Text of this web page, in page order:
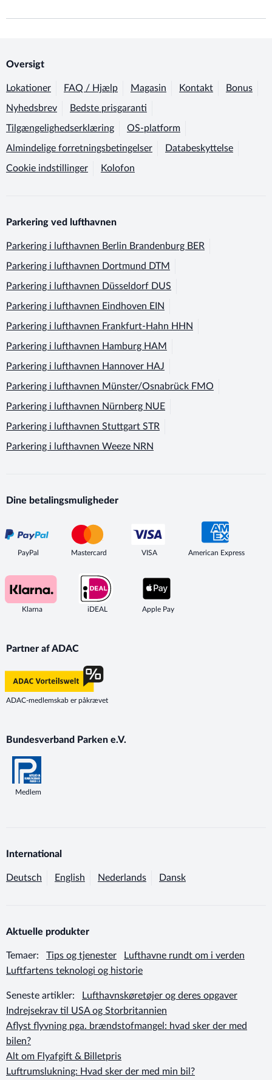
Oversigt
Lokationer FAQ / Hjælp Magasin Kontakt Bonus
Nyhedsbrev Bedste prisgaranti
Tilgængelighedserklæring OS-platform
Almindelige forretningsbetingelser Databeskyttelse
Cookie indstillinger Kolofon
Parkering ved lufthavnen
Parkering i lufthavnen Berlin Brandenburg BER
Parkering i lufthavnen Dortmund DTM
Parkering i lufthavnen Düsseldorf DUS
Parkering i lufthavnen Eindhoven EIN
Parkering i lufthavnen Frankfurt-Hahn HHN
Parkering i lufthavnen Hamburg HAM
Parkering i lufthavnen Hannover HAJ
Parkering i lufthavnen Münster/Osnabrück FMO
Parkering i lufthavnen Nürnberg NUE
Parkering i lufthavnen Stuttgart STR
Parkering i lufthavnen Weeze NRN
Dine betalingsmuligheder
PayPal Mastercard VISA American Express
Klarna iDEAL Apple Pay
Partner af ADAC
ADAC-medlemskab er påkrævet
Bundesverband Parken e.V.
Medlem
International
Deutsch English Nederlands Dansk
Aktuelle produkter
Temaer: Tips og tjenester
Lufthavne rundt om i verden
Luftfartens teknologi og historie
Seneste artikler:
Lufthavnskøretøjer og deres opgaver
Indrejsekrav til USA og Storbritannien
Aflyst flyvning pga. brændstofmangel: hvad sker der med
bilen?
Alt om Flyafgift & Billetpris
Luftrumslukning: Hvad sker der med min bil?